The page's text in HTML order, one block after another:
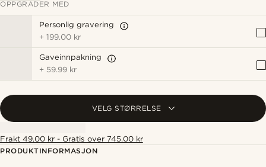
OPPGRADER MED
Personlig gravering
+199.00 kr
Gaveinnpakning
+ 59.99 kr
VELG STØRRELSE
Frakt 49.00 kr - Gratis over 745.00 kr
PRODUKTINFORMASJON